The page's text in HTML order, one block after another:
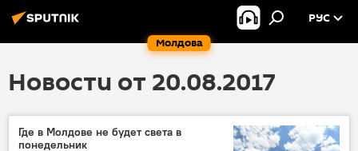
Молдова
РУС
Новости от 20.08.2017
Где в Молдове не будет света в
понедельник